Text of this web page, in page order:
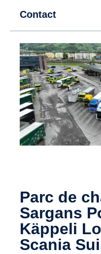
Contact
Parc de chargement à
Sargans
Käppeli
Scania